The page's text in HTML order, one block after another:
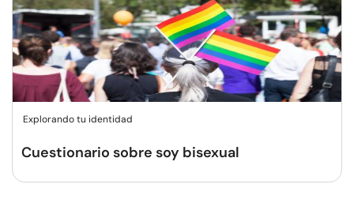
Explorando tu identidad
Cuestionario sobre soy bisexual